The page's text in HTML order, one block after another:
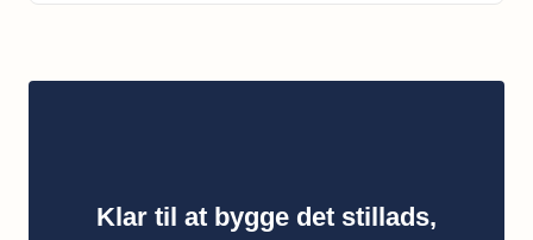
Klar til at bygge det stillads,